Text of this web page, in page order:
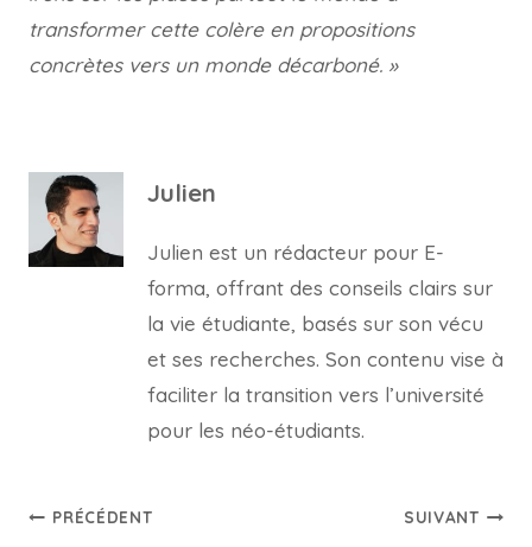
transformer cette colère en propositions
concrètes vers un monde décarboné. »
Julien
Julien est un rédacteur pour E-
forma, offrant des conseils clairs sur
la vie étudiante, basés sur son vécu
et ses recherches. Son contenu vise à
faciliter la transition vers l’université
pour les néo-étudiants.
Navigation
PRÉCÉDENT SUIVANT